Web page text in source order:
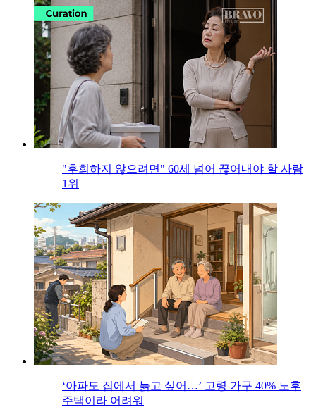
"후회하지 않으려면" 60세 넘어 끊어내야 할 사람
1위
‘아파도 집에서 늙고 싶어…’ 고령 가구 40% 노후
주택이라 어려워